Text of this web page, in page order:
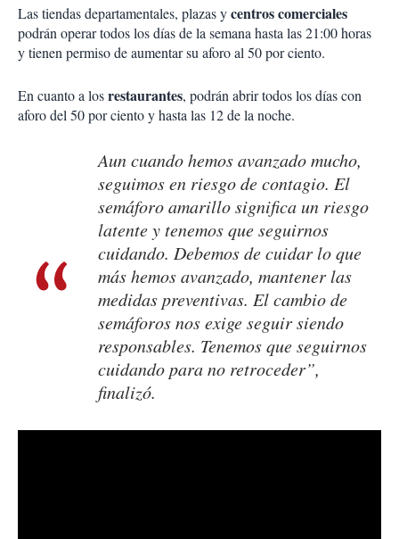
Las tiendas departamentales, plazas ycentros comerciales
podrán operar todos los días de la semana hasta las 21:00 horas
y tienen permiso de aumentar su aforo al 50 por ciento.
En cuanto a losrestaurantes, podrán abrir todos los días con
aforo del 50 por ciento y hasta las 12 de la noche.
Aun cuando hemos avanzado mucho,
seguimos en riesgo de contagio. El
semáforo amarillo significa un riesgo
latente y tenemos que seguirnos
cuidando. Debemos de cuidar lo que
más hemos avanzado, mantener las
medidas preventivas. El cambio de
semáforos nos exige seguir siendo
responsables. Tenemos que seguirnos
cuidando para no retroceder”,
finalizó.